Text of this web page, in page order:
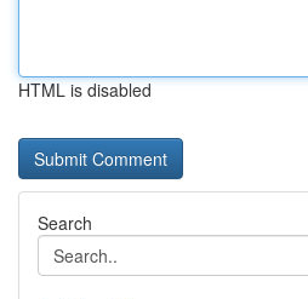
HTML is disabled
Search